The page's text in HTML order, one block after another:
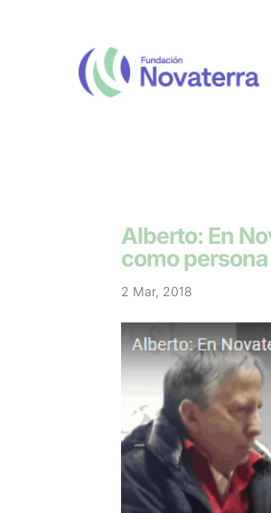
Alberto: En
como persona
2 Mar, 2018